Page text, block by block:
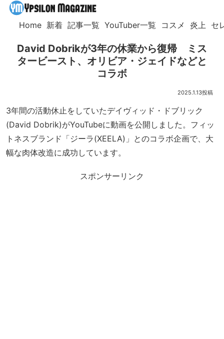
Home 新着 記事一覧 YouTuber一覧 コスメ 炎上 セ
David Dobrikが3年の休業から復帰 ミス
タービースト、オリビア・ジェイドなどと
コラボ
2025.1.13
3年間の活動休止をしていたデイヴィッド・ドブリック
(David Dobrik)がYouTubeに動画を公開しました。フィッ
トネスブランド「ジーラ(XEELA)」とのコラボ企画で、大
幅な肉体改造に成功しています。
スポンサーリンク